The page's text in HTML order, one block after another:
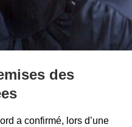
des
a confirmé, lors d’une